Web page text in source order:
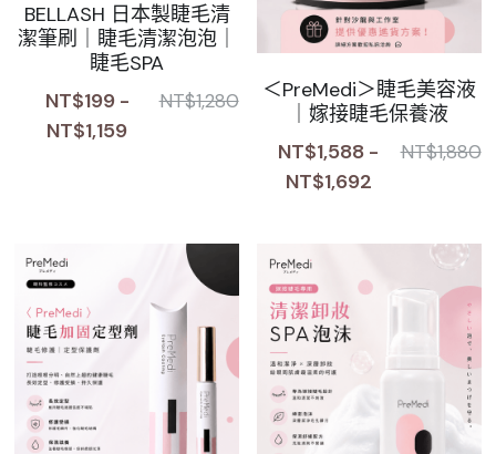
扁毛調色
日式扁毛
極細睫毛
睫毛黑膠
睫毛前處裡
睫毛卸除
睫毛周邊
睫毛保養
Sale睫毛
絕版彩睫
絕版扁毛
日本OMD美甲品牌
轉頭凝膠
修甲磨棒
檢定商品
搜索
繁體中文
註冊/登入
BELLASH 日本製睫毛清
潔筆刷｜睫毛清潔泡泡｜
睫毛SPA
NT$199 -
NT$1,159
NT$1,280
＜PreMedi＞睫毛美容液
｜嫁接睫毛保養液
NT$1,588 -
NT$1,692
NT$1,880